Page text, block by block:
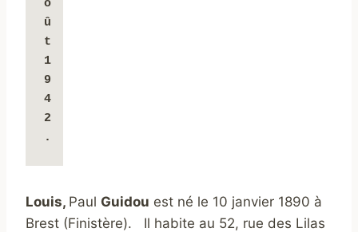
o
û
t
1
9
4
2
.
Louis, Paul Guidou est né le 10 janvier 1890 à
Brest (Finistère). Il habite au 52, rue des Lilas